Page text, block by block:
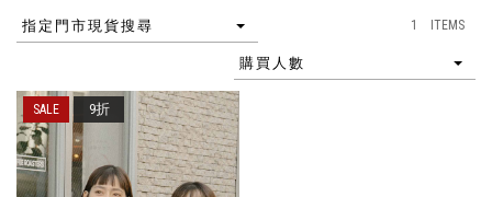
指定門市現貨搜尋 1 ITEMS
購買人數
9折